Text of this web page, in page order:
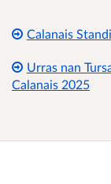
Calanais
Urras nan
Calanais 2025